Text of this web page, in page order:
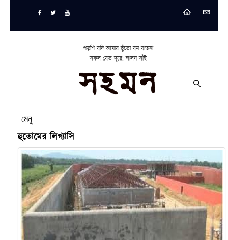
পড়শি যদি আমায় ছুঁতো যম যাতনা
সকল যেত দূরে: লালন সাঁই
মেনু
হুতোমের লিগ্যাসি